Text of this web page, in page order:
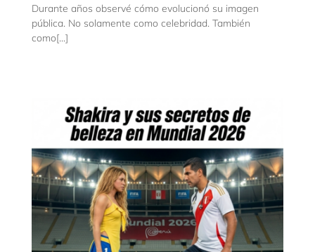
Durante años observé cómo evolucionó su imagen
pública. No solamente como celebridad. También
como[...]